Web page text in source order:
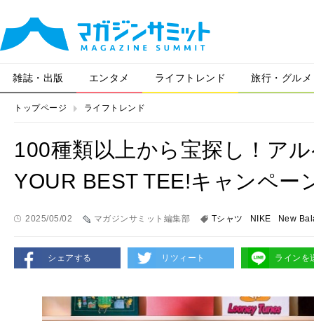
雑誌・出版 エンタメ ライフトレンド 旅行・グルメ
トップページ ライフトレンド
100種類以上から宝探し！ア
YOUR BEST TEE!キャンペー
2025/05/02 マガジンサミット編集部 Tシャツ NIKE New
シェアする リツィート ラインを